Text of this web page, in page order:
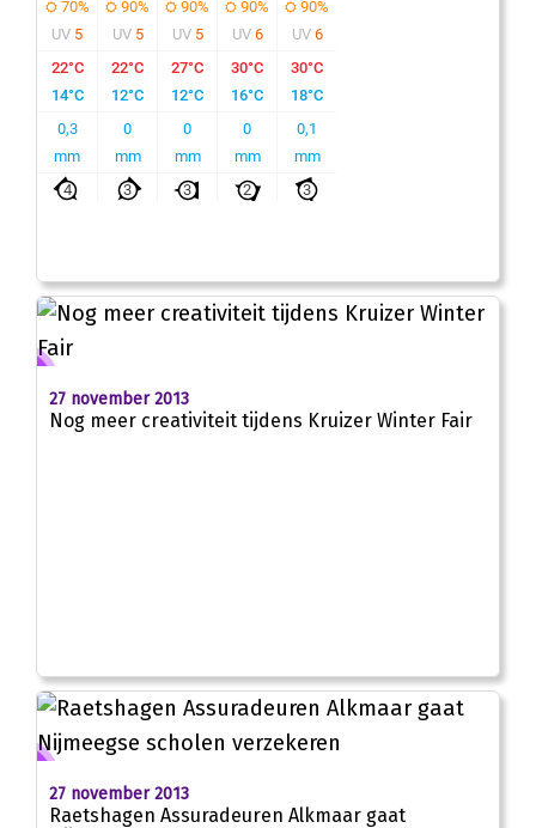
27 november 2013
Nog meer creativiteit tijdens Kruizer Winter Fair
27 november 2013
Raetshagen Assuradeuren Alkmaar gaat